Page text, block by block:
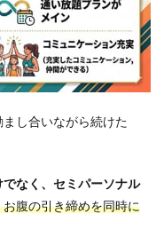
まし合いながら続けた
なく、セミパーソナル
腹の引き締めを同時に